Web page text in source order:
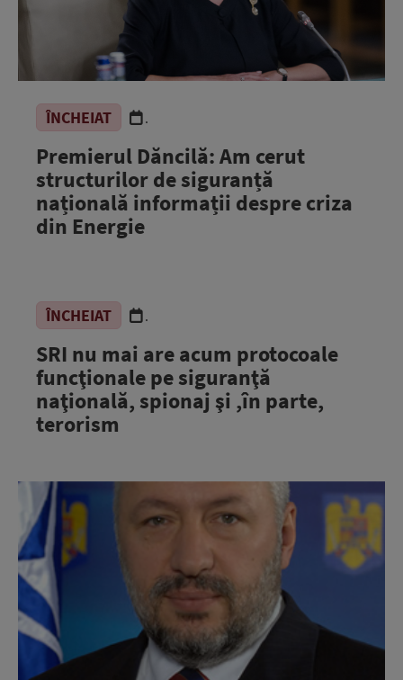
ÎNCHEIAT .
Premierul Dăncilă: Am cerut
structurilor de siguranță
națională informații despre criza
din Energie
ÎNCHEIAT .
SRI nu mai are acum protocoale
funcţionale pe siguranţă
naţională, spionaj şi ,în parte,
terorism